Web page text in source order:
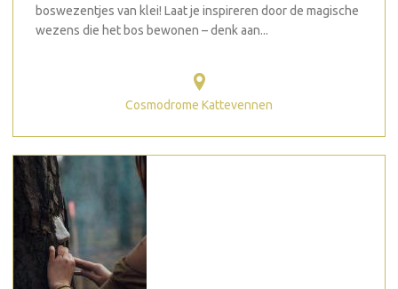
boswezentjes van klei! Laat je inspireren door de magische
wezens die het bos bewonen – denk aan...
Cosmodrome Kattevennen